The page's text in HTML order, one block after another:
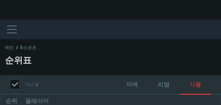
메인 E-스포츠
순위표
지난 달 아케 리얼 시뮬
순위 플레이어